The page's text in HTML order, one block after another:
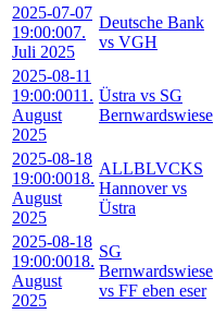
2025-07-07
19:00:007.
Juli 2025
Deutsche Bank
vs VGH
2025-08-11
19:00:0011.
August
2025
Üstra vs SG
Bernwardswiese
2025-08-18
19:00:0018.
August
2025
ALLBLVCKS
Hannover vs
Üstra
2025-08-18
19:00:0018.
August
2025
SG
Bernwardswiese
vs FF eben eser